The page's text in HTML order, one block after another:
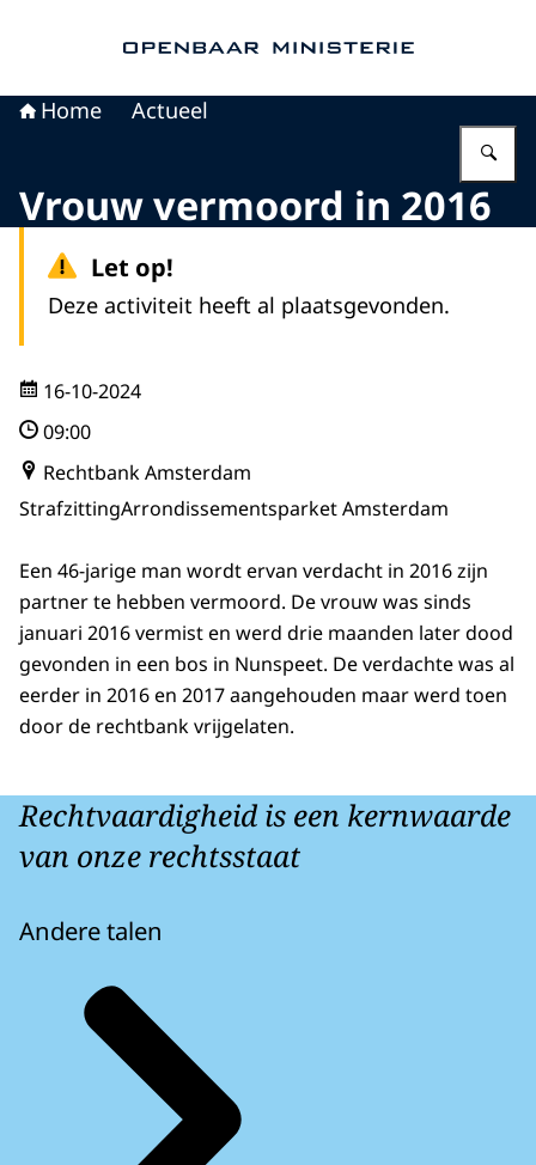
Home Actueel
Vrouw vermoord in 2016
Let op!
Deze activiteit heeft al plaatsgevonden.
16-10-2024
09:00
Rechtbank Amsterdam
StrafzittingArrondissementsparket Amsterdam
Een 46-jarige man wordt ervan verdacht in 2016 zijn
partner te hebben vermoord. De vrouw was sinds
januari 2016 vermist en werd drie maanden later dood
gevonden in een bos in Nunspeet. De verdachte was al
eerder in 2016 en 2017 aangehouden maar werd toen
door de rechtbank vrijgelaten.
Rechtvaardigheid is een kernwaarde
van onze rechtsstaat
Andere talen